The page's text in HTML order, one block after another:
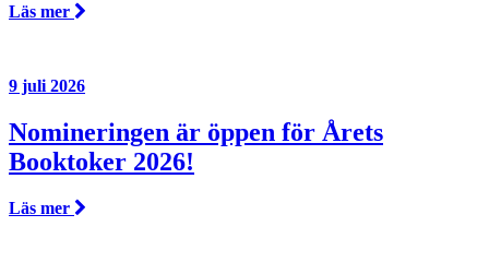
Läs mer
9 juli 2026
Nomineringen är öppen för Årets
Booktoker 2026!
Läs mer